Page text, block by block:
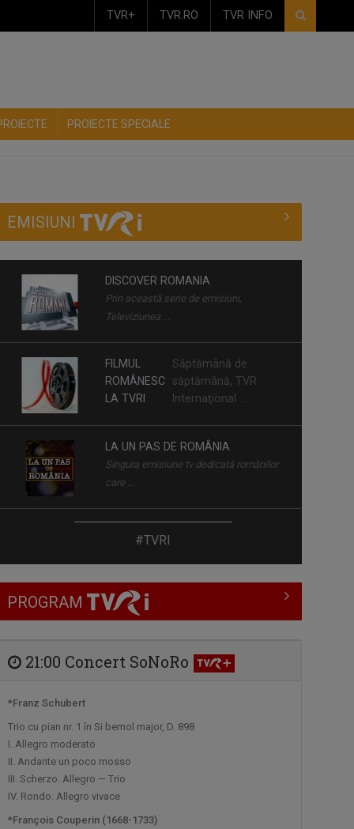
TVR+ TVR.RO TVR INFO
PROIECTE SPECIALE
EMISIUNI
DISCOVER ROMANIA
Prin această serie de emisiuni,
Televiziunea ...
FILMUL
ROMÂNESC
LA TVRI
Săptămână de
săptămână, TVR
Internaţional ...
LA UN PAS DE ROMÂNIA
Singura emisiune tv dedicată românilor
care ...
Este un proiect editorial dedicat ...
INVESTIŢI ÎN
INFO DIASPORA
Este principalul program informativ al
TVR ...
#TVRI
PROGRAM
21:00 Concert SoNoRo
*Franz Schubert
Trio cu pian nr. 1 în Si bemol major, D. 898
I. Allegro moderato
II. Andante un poco mosso
III. Scherzo. Allegro — Trio
IV. Rondo. Allegro vivace
*François Couperin (1668-1733)